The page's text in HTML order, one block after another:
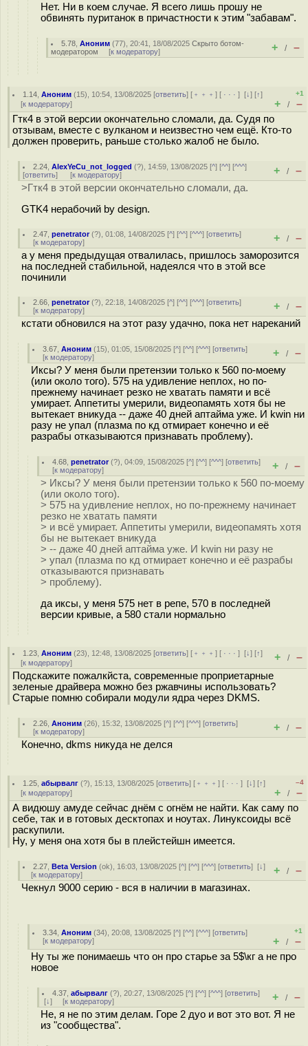
Нет. Ни в коем случае. Я всего лишь прошу не
обвинять пуританок в причастности к этим "забавам".
5.78 ,Аноним (77), 20:41, 18/08/2025Скрыто ботом-
модератором [к модератору] + / –
1.14 ,Аноним (15), 10:54, 13/08/2025 [ответить] [ ﹢﹢﹢] [ · · ·][↓] [↑]
[к модератору]
+1
+ / –
Гтк4 в этой версии окончательно сломали, да. Судя по
отзывам, вместе с вулканом и неизвестно чем ещё. Кто-то
должен проверить, раньше столько жалоб не было.
2.24 ,AlexYeCu_not_logged (?), 14:59, 13/08/2025 [^] [^^] [^^^]
[ответить] [к модератору] + / –
>Гтк4 в этой версии окончательно сломали, да.
GTK4 нерабочий by design.
2.47 ,penetrator(?), 01:08, 14/08/2025 [^] [^^] [^^^] [ответить]
[к модератору] + / –
а у меня предыдущая отвалилась, пришлось заморозится
на последней стабильной, надеялся что в этой все
починили
2.66 ,penetrator(?), 22:18, 14/08/2025 [^] [^^] [^^^] [ответить]
[к модератору] + / –
кстати обновился на этот разу удачно, пока нет нареканий
3.67 ,Аноним (15), 01:05, 15/08/2025 [^] [^^] [^^^] [ответить]
[к модератору] + / –
Иксы? У меня были претензии только к 560 по-моему
(или около того). 575 на удивление неплох, но по-
прежнему начинает резко не хватать памяти и всё
умирает. Аппетиты умерили, видеопамять хотя бы не
вытекает вникуда -- даже 40 дней аптайма уже. И kwin ни
разу не упал (плазма по кд отмирает конечно и её
разрабы отказываются признавать проблему).
4.68 ,penetrator(?), 04:09, 15/08/2025 [^] [^^] [^^^] [ответить]
[к модератору] + / –
> Иксы? У меня были претензии только к 560 по-моему
(или около того).
> 575 на удивление неплох, но по-прежнему начинает
резко не хватать памяти
> и всё умирает. Аппетиты умерили, видеопамять хотя
бы не вытекает вникуда
> -- даже 40 дней аптайма уже. И kwin ни разу не
> упал (плазма по кд отмирает конечно и её разрабы
отказываются признавать
> проблему).
да иксы, у меня 575 нет в репе, 570 в последней
версии кривые, а 580 стали нормально
1.23 ,Аноним (23), 12:48, 13/08/2025 [ответить] [ ﹢﹢﹢] [ · · ·][↓] [↑]
[к модератору] + / –
Подскажите пожалкйста, современные проприетарные
зеленые драйвера можно без ржавчины использовать?
Старые помню собирали модули ядра через DKMS.
2.26 ,Аноним (26), 15:32, 13/08/2025 [^] [^^] [^^^] [ответить]
[к модератору] + / –
Конечно, dkms никуда не делся
1.25 ,абырвалг (?), 15:13, 13/08/2025 [ответить] [ ﹢﹢﹢] [ · · ·][↓] [↑]
[к модератору]
–4
+ / –
А видюшу амуде сейчас днём с огнём не найти. Как саму по
себе, так и в готовых десктопах и ноутах. Линуксоиды всё
раскупили.
Ну, у меня она хотя бы в плейстейшн имеется.
2.27 ,Beta Version (ok), 16:03, 13/08/2025 [^] [^^] [^^^] [ответить][↓]
[к модератору] + / –
Чекнул 9000 серию - вся в наличии в магазинах.
3.34 ,Аноним (34), 20:08, 13/08/2025 [^] [^^] [^^^] [ответить]
[к модератору]
+1
+ / –
Ну ты же понимаешь что он про старье за 5$\кг а не про
новое
4.37 ,абырвалг (?), 20:27, 13/08/2025 [^] [^^] [^^^] [ответить]
[↓] [к модератору] + / –
Не, я не по этим делам. Горе 2 дуо и вот это вот. Я не
из "сообщества".